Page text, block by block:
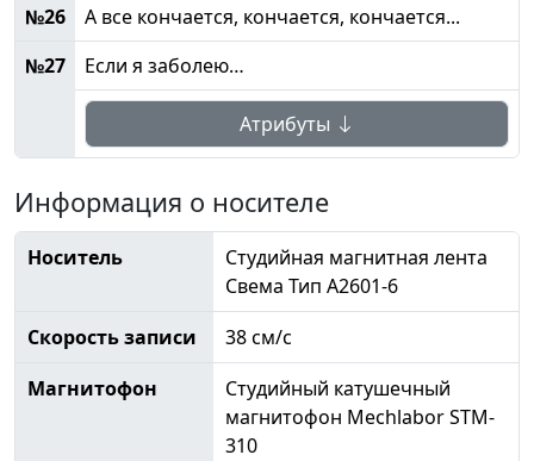
№26
А все кончается, кончается, кончается...
№27
Если я заболею…
Атрибуты
Информация о носителе
Носитель
Студийная магнитная лента
Свема Тип А2601-6
Скорость записи
38 см/с
Магнитофон
Студийный катушечный
магнитофон Mechlabor STM-
310